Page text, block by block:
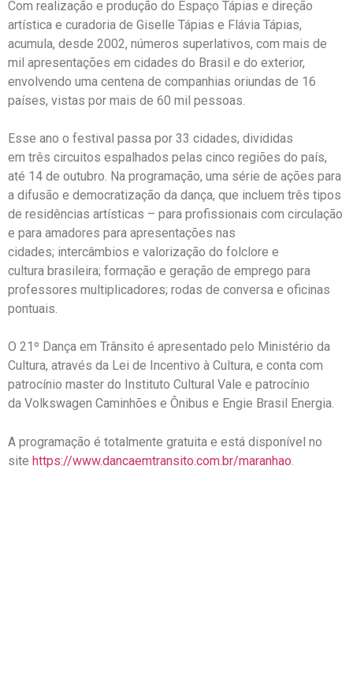
Com realização e produção do Espaço Tápias e direção
artística e curadoria de Giselle Tápias e Flávia Tápias,
acumula, desde 2002, números superlativos, com mais de
mil apresentações em cidades do Brasil e do exterior,
envolvendo uma centena de companhias oriundas de 16
países, vistas por mais de 60 mil pessoas.
Esse ano o festival passa por 33 cidades, divididas
em três circuitos espalhados pelas cinco regiões do país,
até 14 de outubro. Na programação, uma série de ações para
a difusão e democratização da dança, que incluem três tipos
de residências artísticas – para profissionais com circulação
e para amadores para apresentações nas
cidades; intercâmbios e valorização do folclore e
cultura brasileira; formação e geração de emprego para
professores multiplicadores; rodas de conversa e oficinas
pontuais.
O 21º Dança em Trânsito é apresentado pelo Ministério da
Cultura, através da Lei de Incentivo à Cultura, e conta com
patrocínio master do Instituto Cultural Vale e patrocínio
da Volkswagen Caminhões e Ônibus e Engie Brasil Energia.
A programação é totalmente gratuita e está disponível no
site https://www.dancaemtransito.com.br/maranhao